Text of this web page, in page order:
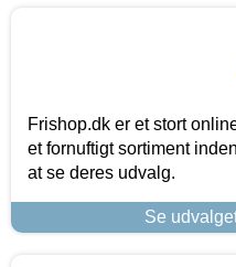
Frishop.dk er et stort
et fornuftigt sortiment
at se deres udvalg.
Se